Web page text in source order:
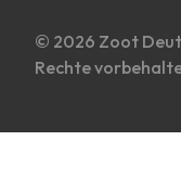
© 2026 Zoot
Rechte